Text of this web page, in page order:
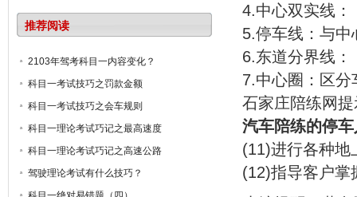
推荐阅读
2103年驾考科目一内容变化？
科目一考试技巧之罚款金额
科目一考试技巧之会车规则
科目一理论考试巧记之最高速度
科目一理论考试巧记之高速公路
驾驶理论考试有什么技巧？
4.中心双实线：
5.停车线：与
6.东道分界线
7.中心圈：区
石家庄陪练网
汽车陪练的停
(11)进行各种地
(12)指导客户掌